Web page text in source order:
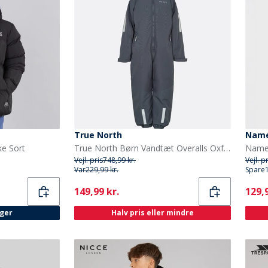
Sort
True North
True North Børn Vandtæt Overalls Oxford Snedragt Nattehimmel
Vejl. pris748,99 kr.
Var229,99 kr.
Current
149,99 kr.
Halv pris eller mindre
Vejl.
Spare